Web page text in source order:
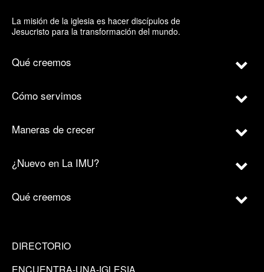
La misión de la iglesia es hacer discípulos de
Jesucristo para la transformación del mundo.
Qué creemos
Cómo servimos
Maneras de crecer
¿Nuevo en La IMU?
Qué creemos
DIRECTORIO
ENCUENTRA-UNA-IGLESIA